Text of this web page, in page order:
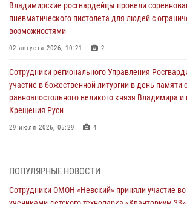
Владимирские росгвардейцы провели
пневматического пистолета для людей с
возможностями
02 августа 2026, 10:21 2
Сотрудники регионального Управления
участие в божественной литургии в день памяти
равноапостольного великого князя Владимира
Крещения Руси
29 июля 2026, 05:29 4
интимные услуги
28 июля 2026, 11:51
ПОПУЛЯРНЫЕ НОВОСТИ
Сотрудники ОМОН «Невский» приняли участие во